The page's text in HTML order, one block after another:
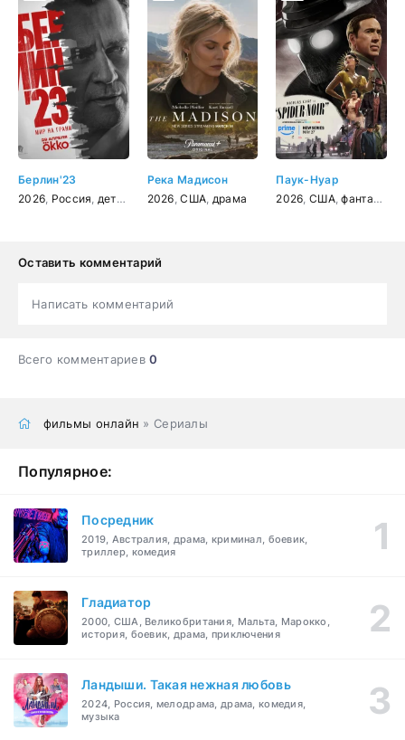
Берлин'23
2026 Россия детектив
Река Мадисон
2026 ,США драма
Паук-Нуар
2026 США,фантастика
Оставить комментарий
Написать комментарий
Всего комментариев0
фильмы онлайн » Сериалы
Популярное:
Посредник
2019, Австралия, драма, криминал, боевик,
триллер, комедия
Гладиатор
2000, США, Великобритания, Мальта, Марокко,
история, боевик, драма, приключения
Ландыши. Такая нежная любовь
2024, Россия, мелодрама, драма, комедия,
музыка